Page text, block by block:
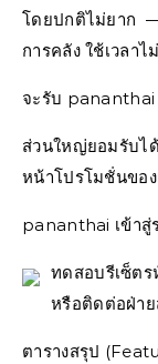
โดยปกติไม่ยาก
การคลัง ใช้เวลา
จะรับ pananthai
ส่วนใหญ่ยอมรับ
หน้าโปรโมชั่นขอ
pananthai เข้าสู่
ทดสอบรีเซ็ต
หรือติดต่อฝ่า
ตารางสรุป